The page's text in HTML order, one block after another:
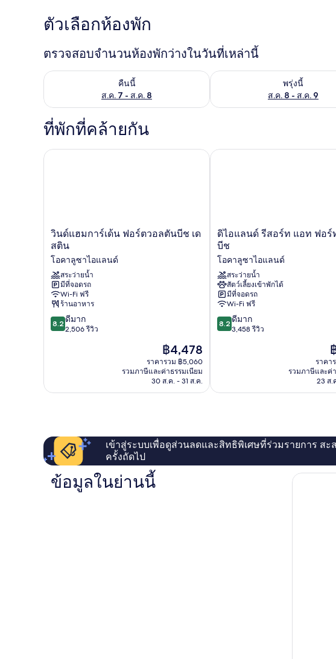
ตัวเลือกห้องพัก
ตรวจสอบจำนวนห้องพักว่างในวันที่เหล่านี้
คืนนี้
ส.ค. 7 - ส.ค. 8
ตรวจสอบจำนวนห้องพักว่างในคืนนี้ ส.ค. 7 - ส.ค. 8
พรุ่งนี้
ส.ค. 8 - ส.ค. 9
ตรวจสอบจำนวนห้องพักว่างใน
ที่พักที่คล้ายกัน
วิน
ด์
แฮ
มการ์เด้น
ฟ
อร์ต
วอล
ตัน
บีช
เด
ไอ
วินด์แฮมการ์เด้น ฟอร์ตวอลตันบีช เด
สติน
โอคาลูซาไอแลนด์
สระว่ายน้ำ
มีที่จอดรถ
Wi-Fi ฟรี
ร้านอาหาร
8.2
จาก
8.2 ดีมาก
2,506 รีวิว
ราคา
ปัจจุบัน
คือ
฿4,478
฿4,478
ราคารวม ฿5,060
รวมภาษีและค่าธรรมเนียม
30 ส.ค. - 31 ส.ค.
วินด์แฮมการ์เด้น ฟอร์ตวอลตันบีช เดสติน
ดิ
ไอ
แลนด์
รีสอร์ท
แอท
ฟ
อร์ทวัล
ตัน
บีช
โอ
ดิไอแลนด์ รีสอร์ท แอท ฟอร์
บีช
โอคาลูซาไอแลนด์
สระว่ายน้ำ
สัตว์เลี้ยงเข้าพักได้
มีที่จอดรถ
Wi-Fi ฟรี
8.2
จาก
8.2 ดีมาก
3,458 รีวิว
ร
฿
ราคา
รวมภาษีและค่
23 ส.
ดิไอแลนด์ รีสอร์ท แอท ฟอร์ทวั
เข้าสู่ระบบเพื่อดูส่วนลดและสิทธิพิเศษที่ร่วมรายการ สะ
ครั้งถัดไป
ข้อมูลในย่านนี้